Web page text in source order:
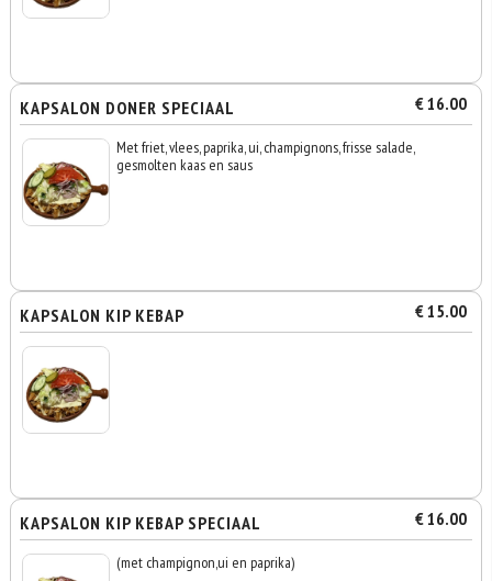
KAPSALON DONER SPECIAAL € 16.00
Met friet, vlees, paprika, ui, champignons, frisse salade,
gesmolten kaas en saus
KAPSALON KIP KEBAP € 15.00
KAPSALON KIP KEBAP SPECIAAL € 16.00
(met champignon,ui en paprika)